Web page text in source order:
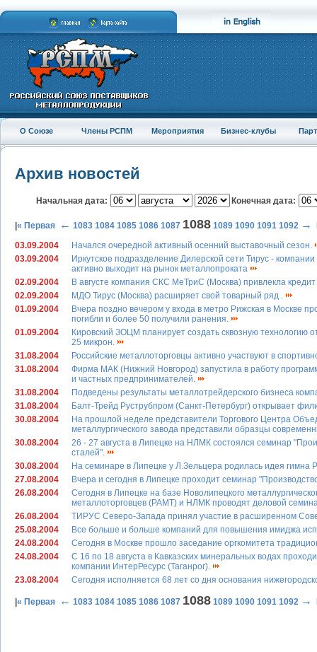
О Союзе Члены РСПМ Мероприятия Бизнес-клубы
Архив новостей
Начальная дата: Конечная дата:
« Первая ← 1083 1084 1085 1086 1087 1088 1089 1090 1091 1092 →
03.09.2004
Начался очередной активный осенний выставочный сезон.
03.09.2004
Иркутское подразделение Дилерской сети Тирус -
активно выходит на рынок металлопроката
02.09.2004
В августе компания СКС МеТриС (Москва) привлекла
02.09.2004
МДО Тирус (Москва) расширяет свой товарный ряд .
01.09.2004
Вчера поздно вечером у входа в метро Рижская в Москве
погибли и более 50 получили ранения.
01.09.2004
Кировский ЗОЦМ планирует создать сквозную технологию
25 микрон.
31.08.2004
Российские металлоторговцы активно участвуют в
31.08.2004
Фирма МАК (Нижний Новгород) запустила в работу
и частных предпринимателей.
31.08.2004
Подведены результаты металлотрейдерского бизнеса
31.08.2004
Балт-Трейд Руструбпром (Санкт-Петербург) открывает
30.08.2004
На прошлой неделе представители Торгового Центра
металлургического завода представили образцы
30.08.2004
26 - 27 августа в Липецке на НЛМК состоялся семинар
сталей".
30.08.2004
На семинаре в Липецке у Л.Зельцера родилась идея гимна
27.08.2004
Вчера и сегодня в Липецке проходит семинар
26.08.2004
Сегодня в Липецке на базе Новолипецкого
металлоторговцев (РАМТ) и НЛМК проводят деловой
26.08.2004
ТИРУС Северо-Запада принял участие в расширенном
25.08.2004
Все больше и больше компаний для повышения имиджа
24.08.2004
Сегодня в Москве прошло заседание оргкомитета
24.08.2004
С 16 по 18 августа в Кавказских минеральных водах
компании ИнтерРесурс (Таганрог).
23.08.2004
Сегодня исполняется 68 лет со дня основания
« Первая ← 1083 1084 1085 1086 1087 1088 1089 1090 1091 1092 →